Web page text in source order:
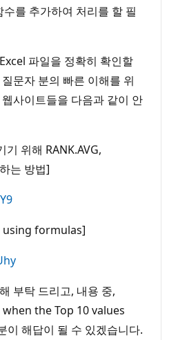
를 추가하여 처리를 할 필
파일을 정확히 확인할
문자 분의 빠른 이해를 위
사이트들을 다음과 같이 안
기 위해 RANK.AVG,
는 방법]
using formulas]
부탁 드리고, 내용 중,
the Top 10 values
해답이 될 수 있겠습니다.